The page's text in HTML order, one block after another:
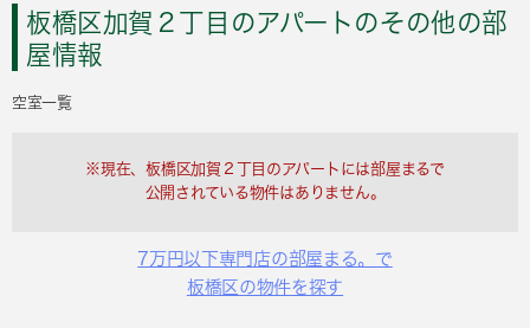
板橋区加賀２丁目のアパートのその他の部
屋情報
空室一覧
※現在、板橋区加賀２丁目のアパートには部屋まるで
公開されている物件はありません。
7万円以下専門店の部屋まる。で
板橋区の物件を探す